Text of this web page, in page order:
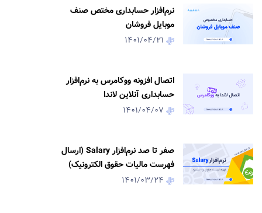
نرم‌افزار حسابداری مختص صنف
موبایل فروشان
اتصال افزونه ووکامرس به نرم‌افزار
حسابداری آنلاین لاندا
صفر تا صد نرم‌افزار Salary (ارسال
فهرست مالیات حقوق الکترونیک)